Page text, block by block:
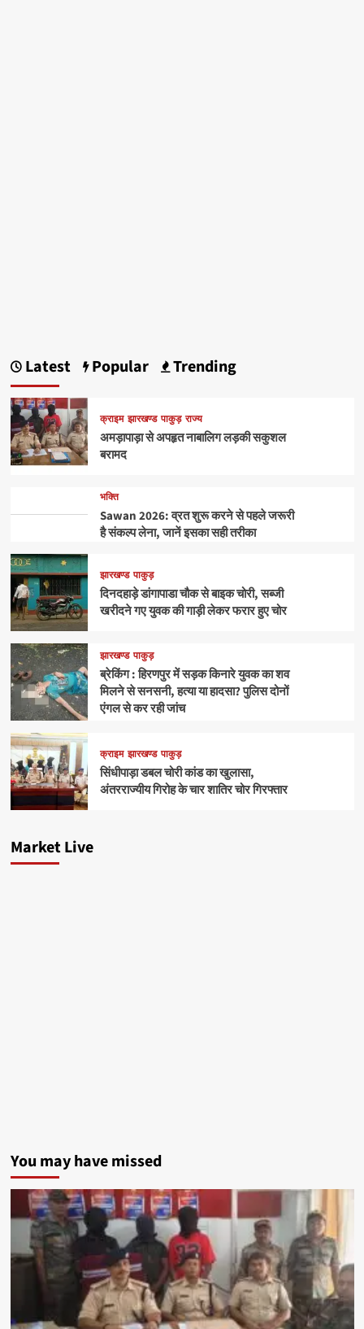
Latest Popular Trending
क्राइम झारखण्ड पाकुड़ राज्य
अमड़ापाड़ा से अपहृत नाबालिग लड़की सकुशल
बरामद
भक्ति
Sawan 2026: व्रत शुरू करने से पहले जरूरी
है संकल्प लेना, जानें इसका सही तरीका
झारखण्ड पाकुड़
दिनदहाड़े डांगापाडा चौक से बाइक चोरी, सब्जी
खरीदने गए युवक की गाड़ी लेकर फरार हुए चोर
झारखण्ड पाकुड़
ब्रेकिंग : हिरणपुर में सड़क किनारे युवक का शव
मिलने से सनसनी, हत्या या हादसा? पुलिस दोनों
एंगल से कर रही जांच
क्राइम झारखण्ड पाकुड़
सिंधीपाड़ा डबल चोरी कांड का खुलासा,
अंतरराज्यीय गिरोह के चार शातिर चोर गिरफ्तार
Market Live
You may have missed